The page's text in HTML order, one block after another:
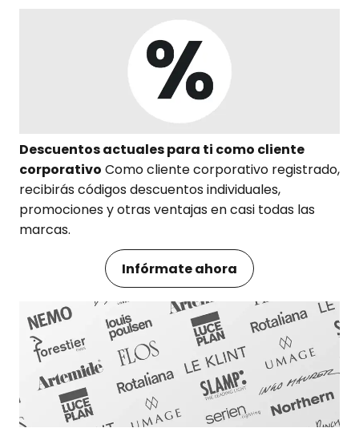
Descuentos actuales para ti como cliente
corporativo Como cliente corporativo registrado,
recibirás códigos descuentos individuales,
promociones y otras ventajas en casi todas las
marcas.
Infórmate ahora